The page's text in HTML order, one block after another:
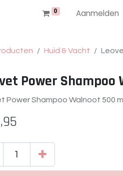
0 Aanmelden
Huid & Vacht
Power Shampoo
Power Shampoo Walnoot 500 ml.